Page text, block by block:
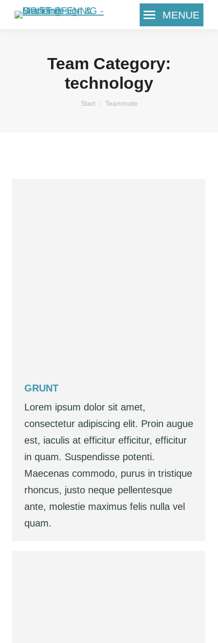
MENUE
Search:
Team Category:
technology
Sie befinden sich hier:
Start Teammate
GRUNT
Lorem ipsum dolor sit amet,
consectetur adipiscing elit. Proin augue
est, iaculis at efficitur efficitur, efficitur
in quam. Suspendisse potenti.
Maecenas commodo, purus in tristique
rhoncus, justo neque pellentesque
ante, molestie maximus felis nulla vel
quam.